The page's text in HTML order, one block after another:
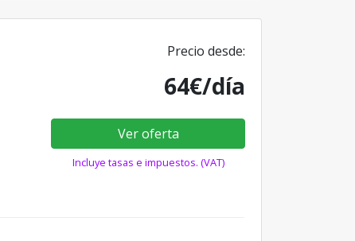
Precio desde:
64€/día
Ver oferta
Incluye tasas e impuestos. (VAT)